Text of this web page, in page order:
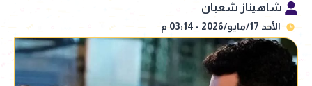
شاهيناز شعبان
الأحد 17/مايو/2026 - 03:14 م